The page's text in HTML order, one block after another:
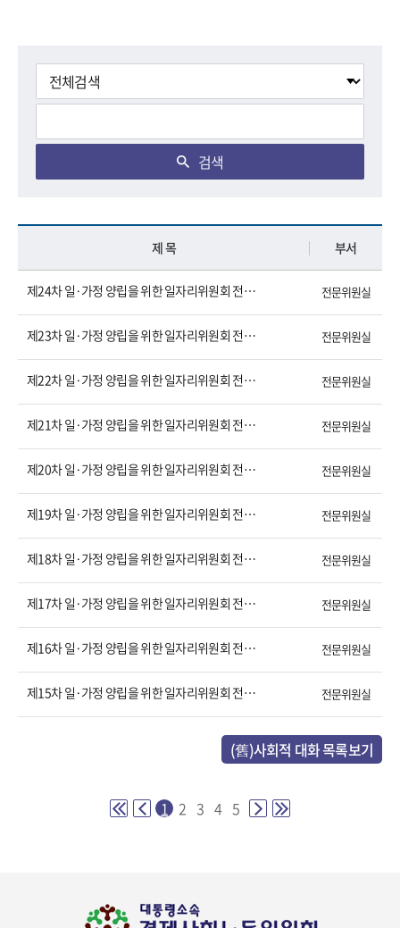
검색
제 목 부서
제24차 일·가정 양립을 위한 일자리위원회 전체회의 결과 전문위원실
제23차 일·가정 양립을 위한 일자리위원회 전체회의 결과 전문위원실
제22차 일·가정 양립을 위한 일자리위원회 전체회의 결과 전문위원실
제21차 일·가정 양립을 위한 일자리위원회 전체회의 결과 전문위원실
제20차 일·가정 양립을 위한 일자리위원회 전체회의 결과 전문위원실
제19차 일·가정 양립을 위한 일자리위원회 전체회의 결과 전문위원실
제18차 일·가정 양립을 위한 일자리위원회 전체회의 결과 전문위원실
제17차 일·가정 양립을 위한 일자리위원회 전체회의 결과 전문위원실
제16차 일·가정 양립을 위한 일자리위원회 전체회의 결과 전문위원실
제15차 일·가정 양립을 위한 일자리위원회 전체회의 결과 전문위원실
(舊)사회적 대화 목록보기
1 2 3 4 5